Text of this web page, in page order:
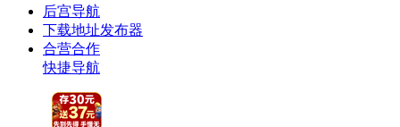
后宫导航
下载地址发布器
合营合作
快捷导航